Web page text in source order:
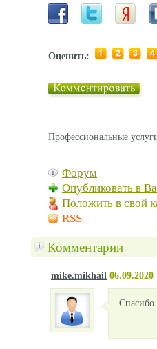
Оценить:
Профессиональные
Форум
Опубликовать в
Положить в свой
RSS
Комментарии
mike.mikhail 06.09.2020
Спасибо